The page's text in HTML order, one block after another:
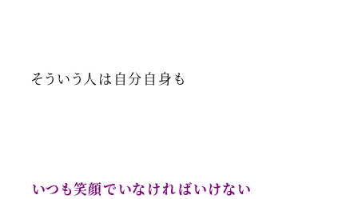
そういう人は自分自身も
いつも笑顔でいなければいけない